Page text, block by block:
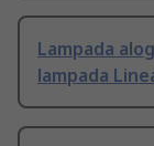
Lampada
lampada